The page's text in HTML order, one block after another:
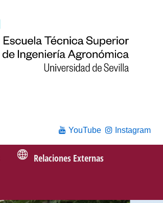
YouTube Instagram
Relaciones Externas